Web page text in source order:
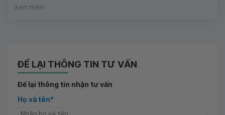
Xem thêm
ĐỂ LẠI THÔNG TIN TƯ VẤN
Để lại thông tin nhận tư vấn
Họ và tên*